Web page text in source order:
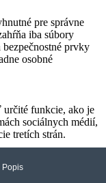
pre správne
iba súbory
prvky
osobné
funkcie, ako je
sociálnych médií,
tretích strán.
Popis